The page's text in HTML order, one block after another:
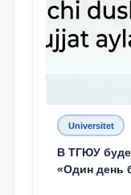
Universitet
В ТГЮУ
«Один день